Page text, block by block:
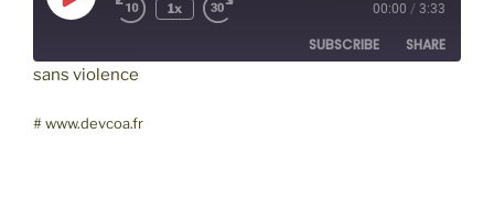
Episode
1x 00:00 / 3:33
SUBSCRIBE SHARE
RSS FEED
sans violence
# www.devcoa.fr